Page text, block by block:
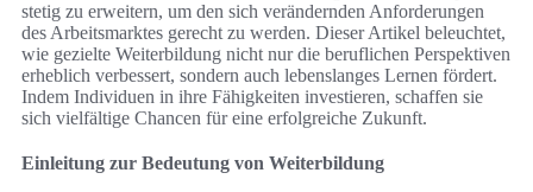
stetig zu erweitern, um den sich verändernden Anforderungen
des Arbeitsmarktes gerecht zu werden. Dieser Artikel beleuchtet,
wie gezielte Weiterbildung nicht nur die beruflichen Perspektiven
erheblich verbessert, sondern auch lebenslanges Lernen fördert.
Indem Individuen in ihre Fähigkeiten investieren, schaffen sie
sich vielfältige Chancen für eine erfolgreiche Zukunft.
Einleitung zur Bedeutung von Weiterbildung